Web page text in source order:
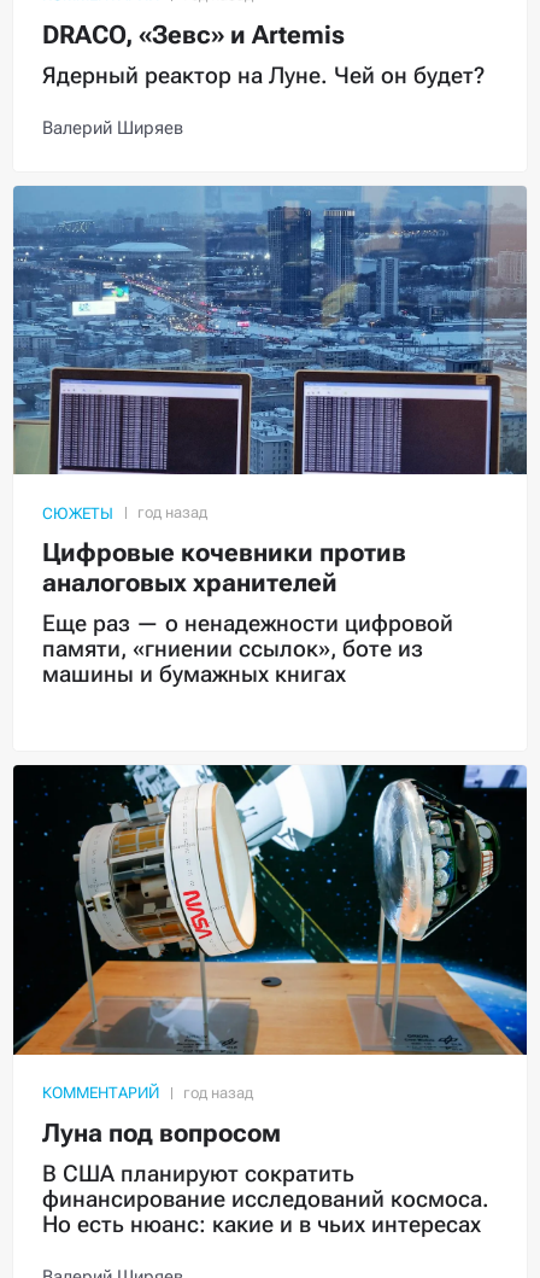
DRACO, «Зевс» и Artemis
Ядерный реактор на Луне. Чей он будет?
Валерий Ширяев
СЮЖЕТЫ
Цифровые кочевники против
аналоговых хранителей
Еще раз — о ненадежности цифровой
памяти, «гниении ссылок», боте из
машины и бумажных книгах
КОММЕНТАРИЙ
Луна под вопросом
В США планируют сократить
финансирование исследований космоса.
Но есть нюанс: какие и в чьих интересах